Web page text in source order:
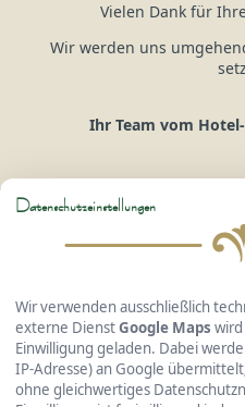
Vielen Dank für
Wir werden uns
Ihr Team vom
Hotel
GmbH
Passauer Straße 36 •
Datenschutzeinstellungen
Wir verwenden ausschließlich
externe DienstGoogle Maps
Einwilligung geladen. Dabei
IP-Adresse) an Google
ohne gleichwertiges